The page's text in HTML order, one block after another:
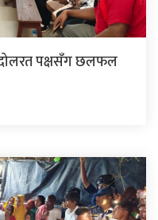
पक्षसँग छलफल